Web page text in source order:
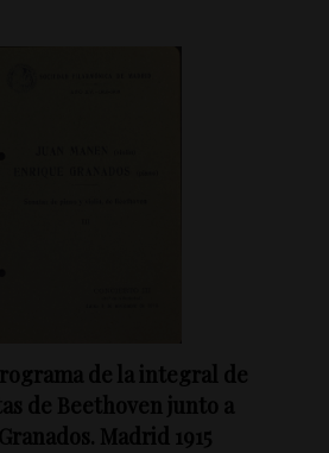
de la integral de
de Beethoven junto a
Madrid 1915